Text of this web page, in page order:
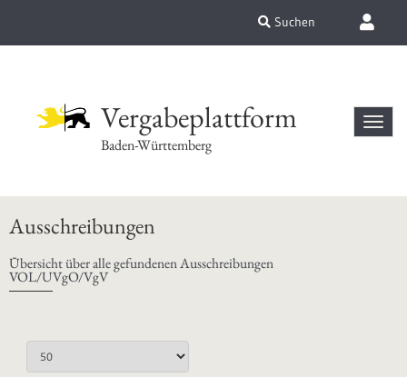
Suchen
Vergabeplattform
Baden-Württemberg
Ausschreibungen
Übersicht über alle gefundenen Ausschreibungen
VOL/UVgO/VgV